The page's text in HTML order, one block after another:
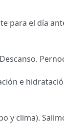
para el día
e
y clima).